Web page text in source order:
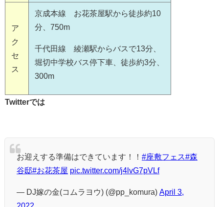
ア
ク
セ
ス
京成本線 お花茶屋駅から徒歩約10
分、750m
千代田線 綾瀬駅からバスで13分、
堀切中学校バス停下車、徒歩約3分、
300m
Twitterでは
お迎えする準備はできています！！ #座敷フェス#森
谷邸#お花茶屋 pic.twitter.com/j4lvG7pVLf
— DJ嫁の金(コムラヨウ) (@pp_komura) April 3,